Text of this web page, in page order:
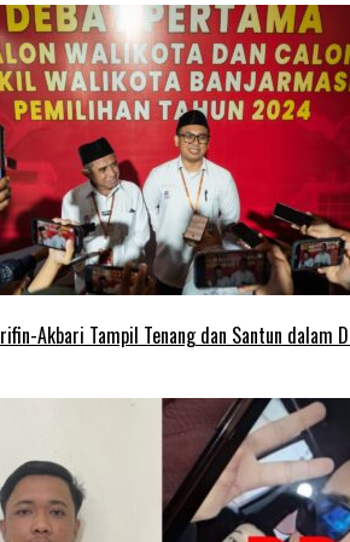
Akbari Tampil Tenang dan Santun dalam